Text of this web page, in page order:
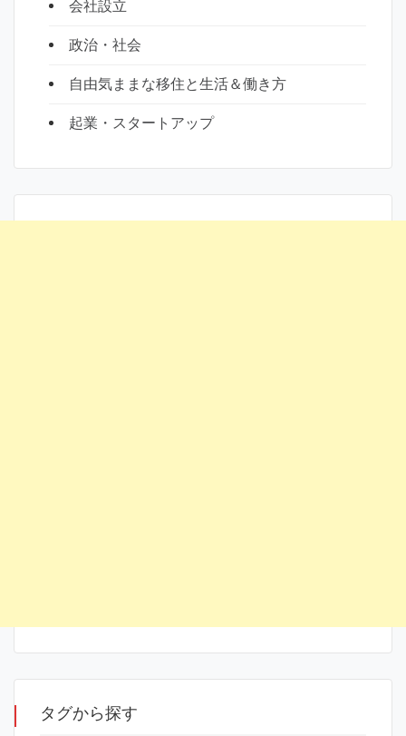
会社設立
政治・社会
自由気ままな移住と生活＆働き方
起業・スタートアップ
タグから探す